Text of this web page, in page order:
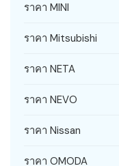
ราคา MINI
ราคา Mitsubishi
ราคา NETA
ราคา NEVO
ราคา Nissan
ราคา OMODA